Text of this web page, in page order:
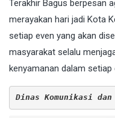
Terakhir Bagus berpesan
merayakan hari jadi Kota
setiap even yang akan
masyarakat selalu
kenyamanan dalam setiap
Dinas Komunikasi